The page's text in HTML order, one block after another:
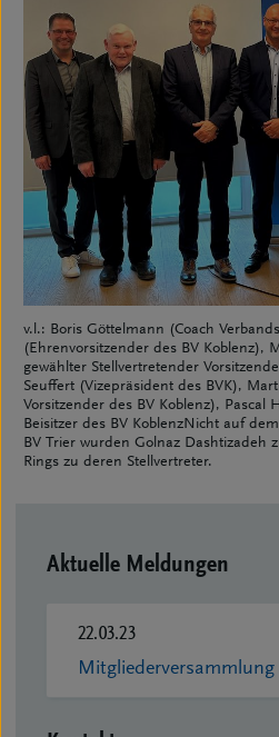
v.l.: Boris Göttelmann (Coach
(Ehrenvorsitzender des BV Koblenz),
gewählter Stellvertretender
Seuffert (Vizepräsident des BVK),
Vorsitzender des BV Koblenz), Pascal
Beisitzer des BV KoblenzNicht auf
BV Trier wurden Golnaz Dashtizadeh
Rings zu deren Stellvertreter.
Aktuelle Meldungen
22.03.23
Mitgliederversammlung